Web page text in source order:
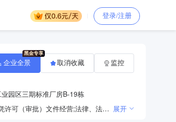
登录/注册
园区三期标准厂房B-19栋
法律、法规、国务院决定规定禁止的不得经营；法律、法规、国务院决定规定应当许可（审批）的，经审批机关批准后凭许可（审批）文件经营;法律、法规、国务院决定规定无需许可（审批）的，市场主体自主选择经营。（信息技术咨询服务；技术服务、技术开发、技术咨询、技术交流、技术转让、技术推广；软件开发；网络技术服务；食品互联网销售（仅销售预包装食品）；个人互联网直播服务；农产品的生产、销售、加工、运输、贮藏及其他相关服务；食用农产品零售；新鲜蔬菜零售；新鲜水果零售；鲜蛋零售；鲜肉零售；水产品零售；化妆品零售；日用百货销售；谷物销售；农副产品销售；保健食品（预包装）销售；酒类经营；计算机软硬件及辅助设备零售；家用电器销售；办公用品销售；电子产品销售；通讯设备销售；工艺美术品及收藏品零售（象牙及其制品除外）；针纺织品销售；服装服饰零售；鞋帽零售；普通货物仓储服务（不含危险化学品等需许可审批的项目）；国内贸易代理（依法须经批准的项目，经相关部门批准后方可开展经营活动）） 展开
企业全景 取消收藏 监控